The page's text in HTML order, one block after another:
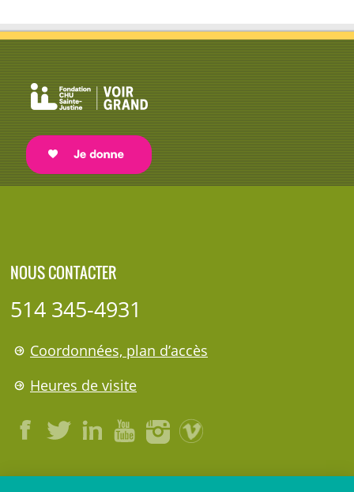
NOUS CONTACTER
514 345-4931
Coordonnées, plan d’accès
Heures de visite